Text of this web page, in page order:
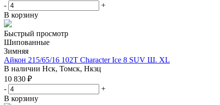
-
+
В корзину
Быстрый просмотр
Шипованные
Зимняя
Айкон 215/65/16 102T Character Ice 8 SUV Ш. XL
В наличии Нск, Томск, Нкзц
10 830 ₽
-
+
В корзину